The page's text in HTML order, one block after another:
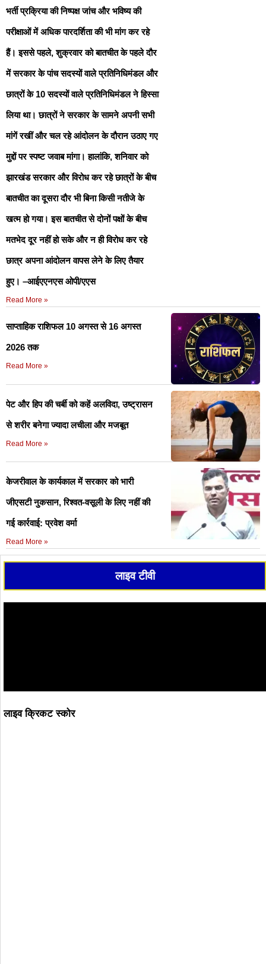
भर्ती प्रक्रिया की निष्पक्ष जांच और भविष्य की
परीक्षाओं में अधिक पारदर्शिता की भी मांग कर रहे
हैं। इससे पहले, शुक्रवार को बातचीत के पहले दौर
में सरकार के पांच सदस्यों वाले प्रतिनिधिमंडल और
छात्रों के 10 सदस्यों वाले प्रतिनिधिमंडल ने हिस्सा
लिया था। छात्रों ने सरकार के सामने अपनी सभी
मांगें रखीं और चल रहे आंदोलन के दौरान उठाए गए
मुद्दों पर स्पष्ट जवाब मांगा। हालांकि, शनिवार को
झारखंड सरकार और विरोध कर रहे छात्रों के बीच
बातचीत का दूसरा दौर भी बिना किसी नतीजे के
खत्म हो गया। इस बातचीत से दोनों पक्षों के बीच
मतभेद दूर नहीं हो सके और न ही विरोध कर रहे
छात्र अपना आंदोलन वापस लेने के लिए तैयार
हुए। –आईएएनएस ओपी/एएस
Read More »
साप्ताहिक राशिफल 10 अगस्त से 16 अगस्त
2026 तक
Read More »
पेट और हिप की चर्बी को कहें अलविदा, उष्ट्रासन
से शरीर बनेगा ज्यादा लचीला और मजबूत
Read More »
केजरीवाल के कार्यकाल में सरकार को भारी
जीएसटी नुकसान, रिश्वत-वसूली के लिए नहीं की
गई कार्रवाई: प्रवेश वर्मा
Read More »
लाइव टीवी
लाइव क्रिकट स्कोर